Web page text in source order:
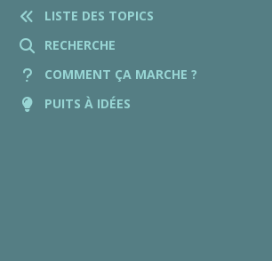
LISTE DES TOPICS
RECHERCHE
COMMENT ÇA MARCHE ?
PUITS À IDÉES